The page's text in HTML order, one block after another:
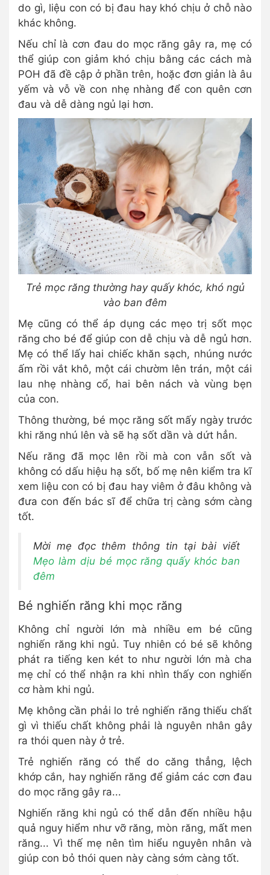
do gì, liệu con có bị đau hay khó chịu ở chỗ nào
khác không.
Nếu chỉ là cơn đau do mọc răng gây ra, mẹ có
thể giúp con giảm khó chịu bằng các cách mà
POH đã đề cập ở phần trên, hoặc đơn giản là âu
yếm và vỗ về con nhẹ nhàng để con quên cơn
đau và dễ dàng ngủ lại hơn.
Trẻ mọc răng thường hay quấy khóc, khó ngủ
vào ban đêm
Mẹ cũng có thể áp dụng các mẹo trị sốt mọc
răng cho bé để giúp con dễ chịu và dễ ngủ hơn.
Mẹ có thể lấy hai chiếc khăn sạch, nhúng nước
ấm rồi vắt khô, một cái chườm lên trán, một cái
lau nhẹ nhàng cổ, hai bên nách và vùng bẹn
của con.
Thông thường, bé mọc răng sốt mấy ngày trước
khi răng nhú lên và sẽ hạ sốt dần và dứt hẳn.
Nếu răng đã mọc lên rồi mà con vẫn sốt và
không có dấu hiệu hạ sốt, bố mẹ nên kiểm tra kĩ
xem liệu con có bị đau hay viêm ở đâu không và
đưa con đến bác sĩ để chữa trị càng sớm càng
tốt.
Mời mẹ đọc thêm thông tin tại bài viết
Mẹo làm dịu bé mọc răng quấy khóc ban
đêm
Bé nghiến răng khi mọc răng
Không chỉ người lớn mà nhiều em bé cũng
nghiến răng khi ngủ. Tuy nhiên có bé sẽ không
phát ra tiếng ken két to như người lớn mà cha
mẹ chỉ có thể nhận ra khi nhìn thấy con nghiến
cơ hàm khi ngủ.
Mẹ không cần phải lo trẻ nghiến răng thiếu chất
gì vì thiếu chất không phải là nguyên nhân gây
ra thói quen này ở trẻ.
Trẻ nghiến răng có thể do căng thẳng, lệch
khớp cắn, hay nghiến răng để giảm các cơn đau
do mọc răng gây ra...
Nghiến răng khi ngủ có thể dẫn đến nhiều hậu
quả nguy hiểm như vỡ răng, mòn răng, mất men
răng... Vì thế mẹ nên tìm hiểu nguyên nhân và
giúp con bỏ thói quen này càng sớm càng tốt.